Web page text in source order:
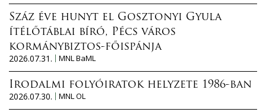
Száz éve hunyt el Gosztonyi Gyula
ítélőtáblai bíró, Pécs város
kormánybiztos-főispánja
2026.07.31.
MNL BaML
Irodalmi folyóiratok helyzete 1986-ban
2026.07.30.
MNL OL